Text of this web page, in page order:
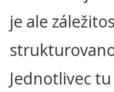
je ale
Jednotlivec